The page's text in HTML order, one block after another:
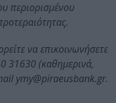
περιορισμένου
να επικοινωνήσετε
31630 (καθημερινά,
ymy@piraeusbank.gr.